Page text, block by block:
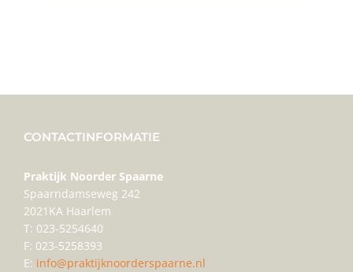
CONTACTINFORMATIE
Praktijk Noorder Spaarne
Spaarndamseweg 242
2021KA Haarlem
T: 023-5254640
F: 023-5258393
E: info@praktijknoorderspaarne.nl